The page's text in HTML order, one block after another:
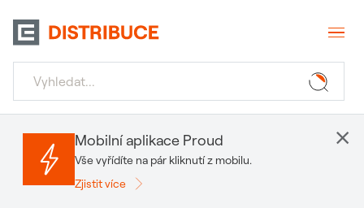
Mobilní aplikace Proud
Vše vyřídíte na pár kliknutí z mobilu.
Zjistit více
×